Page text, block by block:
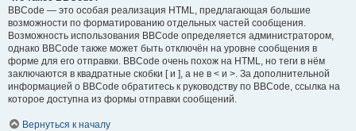
BBCode — это особая реализация HTML, предлагающая большие
возможности по форматированию отдельных частей сообщения.
Возможность использования BBCode определяется администратором,
однако BBCode также может быть отключён на уровне сообщения в
форме для его отправки. BBCode очень похож на HTML, но теги в нём
заключаются в квадратные скобки [ и ], а не в < и >. За дополнительной
информацией о BBCode обратитесь к руководству по BBCode, ссылка на
которое доступна из формы отправки сообщений.
Вернуться к началу